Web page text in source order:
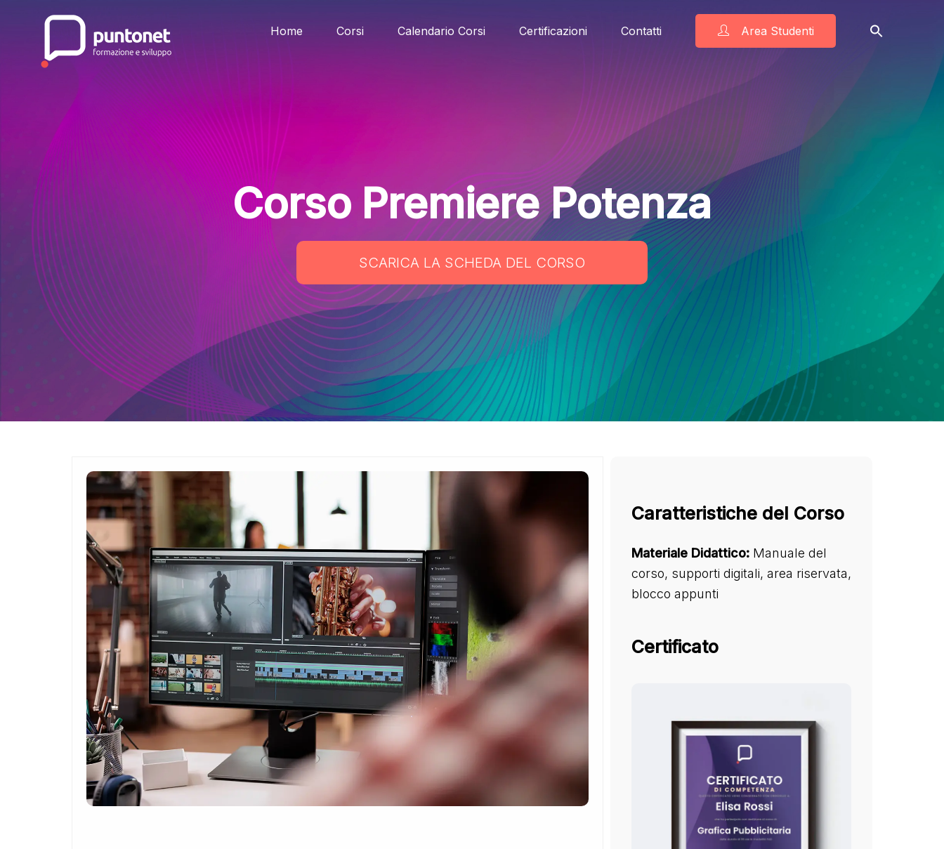
Home Corsi Calendario Corsi Certificazioni Contatti Area Studenti
Corso Premiere Potenza
SCARICA LA SCHEDA DEL CORSO
Caratteristiche del Corso
Materiale Didattico:Manuale del
corso, supporti digitali, area riservata,
blocco appunti
Certificato